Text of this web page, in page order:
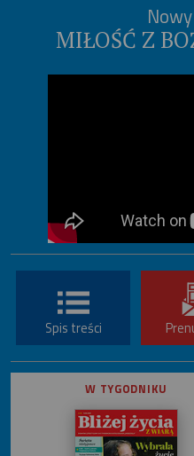
MIŁOŚĆ Z
Spis treści
W TYGODNIKU